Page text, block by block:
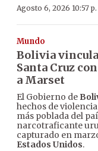
Agosto 6, 2026 10:57 p.
Mundo
Bolivia
Santa Cruz
a Marset
El Gobierno de
hechos de
más poblada del
narcotraficante
capturado en
Estados Unidos.